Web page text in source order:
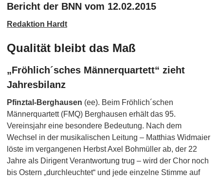
Bericht der BNN vom 12.02.2015
Redaktion Hardt
Qualität bleibt das Maß
„Fröhlich´sches Männerquartett“ zieht
Jahresbilanz
Pfinztal-Berghausen (ee). Beim Fröhlich´schen
Männerquartett (FMQ) Berghausen erhält das 95.
Vereinsjahr eine besondere Bedeutung. Nach dem
Wechsel in der musikalischen Leitung – Matthias Widmaier
löste im vergangenen Herbst Axel Bohmüller ab, der 22
Jahre als Dirigent Verantwortung trug – wird der Chor noch
bis Ostern „durchleuchtet“ und jede einzelne Stimme auf